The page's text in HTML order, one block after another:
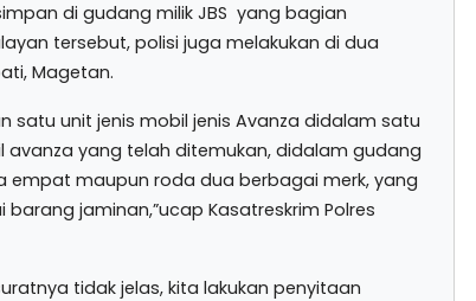
di gudang milik JBS yang bagian
tersebut, polisi juga melakukan di dua
Magetan.
satu unit jenis mobil jenis Avanza didalam satu
avanza yang telah ditemukan, didalam gudang
empat maupun roda dua berbagai merk, yang
jaminan,”ucap Kasatreskrim Polres
tidak jelas, kita lakukan penyitaan